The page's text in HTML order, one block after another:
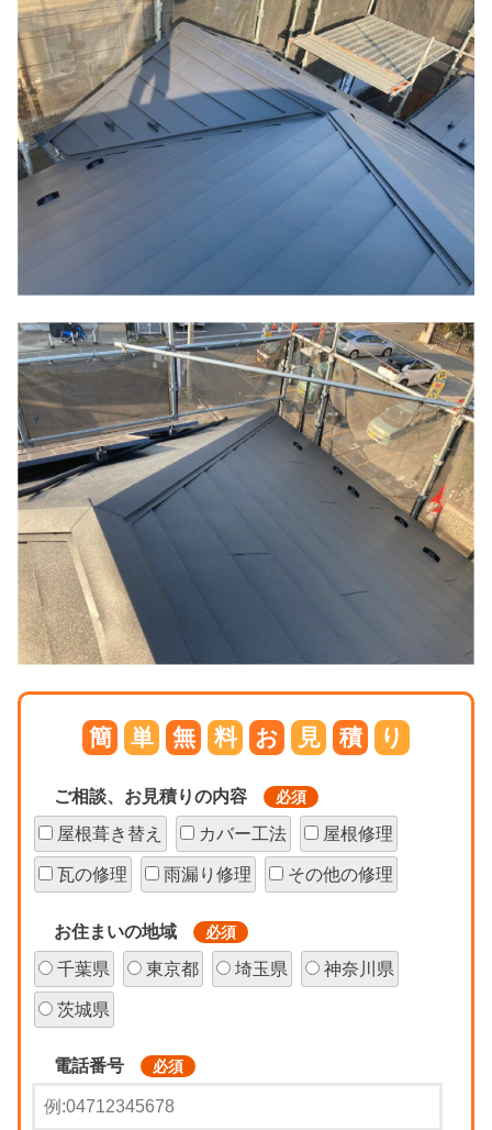
簡 単 無 料 お 見 積 り
ご相談、お見積りの内容 必須
屋根葺き替え カバー工法 屋根修理
瓦の修理 雨漏り修理 その他の修理
お住まいの地域 必須
千葉県 東京都 埼玉県 神奈川県
茨城県
電話番号 必須